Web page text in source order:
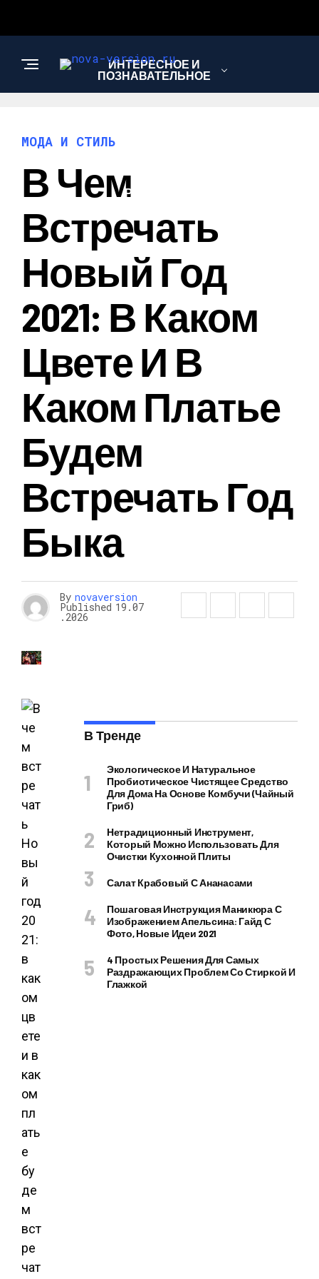
ИНТЕРЕСНОЕ И
ПОЗНАВАТЕЛЬНОЕ
МОДА И СТИЛЬ
РЕЦЕПТЫ
МОДА И СТИЛЬ
В Чем
Встречать
Новый Год
2021: В Каком
Цвете И В
Каком Платье
Будем
Встречать Год
Быка
By novaversion
Published 19.07
.2026
В Тренде
Экологическое И Натуральное
Пробиотическое Чистящее Средство
Для Дома На Основе Комбучи (чайный
Гриб)
Нетрадиционный Инструмент,
Который Можно Использовать Для
Очистки Кухонной Плиты
Салат Крабовый С Ананасами
Пошаговая Инструкция Маникюра С
Изображением Апельсина: Гайд С
Фото, Новые Идеи 2021
4 Простых Решения Для Самых
Раздражающих Проблем Со Стиркой И
Глажкой